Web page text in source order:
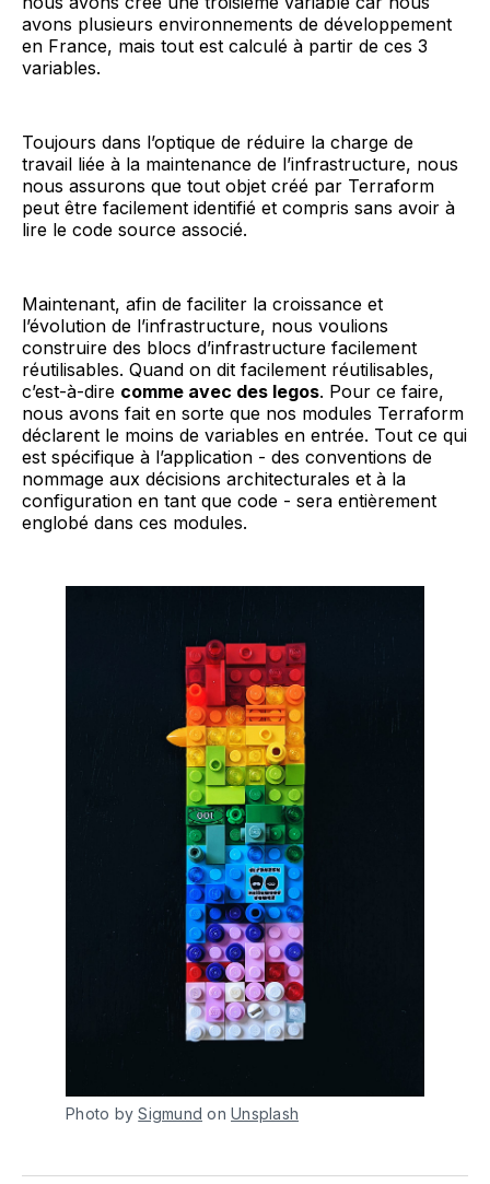
avons plusieurs environnements de développement
en France, mais tout est calculé à partir de ces 3
variables.
Toujours dans l’optique de réduire la charge de
travail liée à la maintenance de l’infrastructure, nous
nous assurons que tout objet créé par Terraform
peut être facilement identifié et compris sans avoir à
lire le code source associé.
Maintenant, afin de faciliter la croissance et
l’évolution de l’infrastructure, nous voulions
construire des blocs d’infrastructure facilement
réutilisables. Quand on dit facilement réutilisables,
c’est-à-dire comme avec des legos. Pour ce faire,
nous avons fait en sorte que nos modules Terraform
déclarent le moins de variables en entrée. Tout ce qui
est spécifique à l’application - des conventions de
nommage aux décisions architecturales et à la
configuration en tant que code - sera entièrement
englobé dans ces modules.
Photo bySigmund on Unsplash